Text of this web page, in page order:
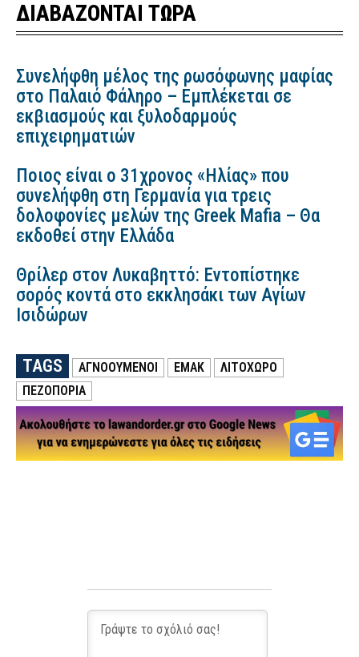
ΔΙΑΒΑΖΟΝΤΑΙ ΤΩΡΑ
Συνελήφθη μέλος της ρωσόφωνης μαφίας
στο Παλαιό Φάληρο – Εμπλέκεται σε
εκβιασμούς και ξυλοδαρμούς
επιχειρηματιών
Ποιος είναι ο 31χρονος «Ηλίας» που
συνελήφθη στη Γερμανία για τρεις
δολοφονίες μελών της Greek Mafia – Θα
εκδοθεί στην Ελλάδα
Θρίλερ στον Λυκαβηττό: Εντοπίστηκε
σορός κοντά στο εκκλησάκι των Αγίων
Ισιδώρων
TAGS ΑΓΝΟΟΥΜΕΝΟΙ ΕΜΑΚ
ΛΙΤΟΧΩΡΟ
ΠΕΖΟΠΟΡΙΑ